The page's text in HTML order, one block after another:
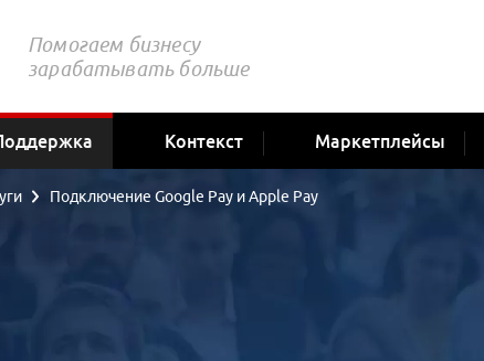
Помогаем бизнесу
зарабатывать больше
Контекст Маркетплейсы
Подключение Google Pay и Apple Pay